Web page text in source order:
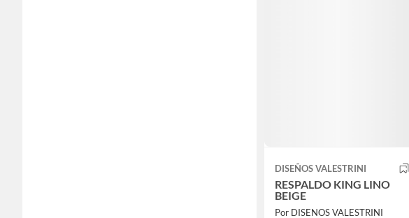
DISEÑOS VALESTRINI
RESPALDO KING LINO
BEIGE
Por DISENOS VALESTRINI